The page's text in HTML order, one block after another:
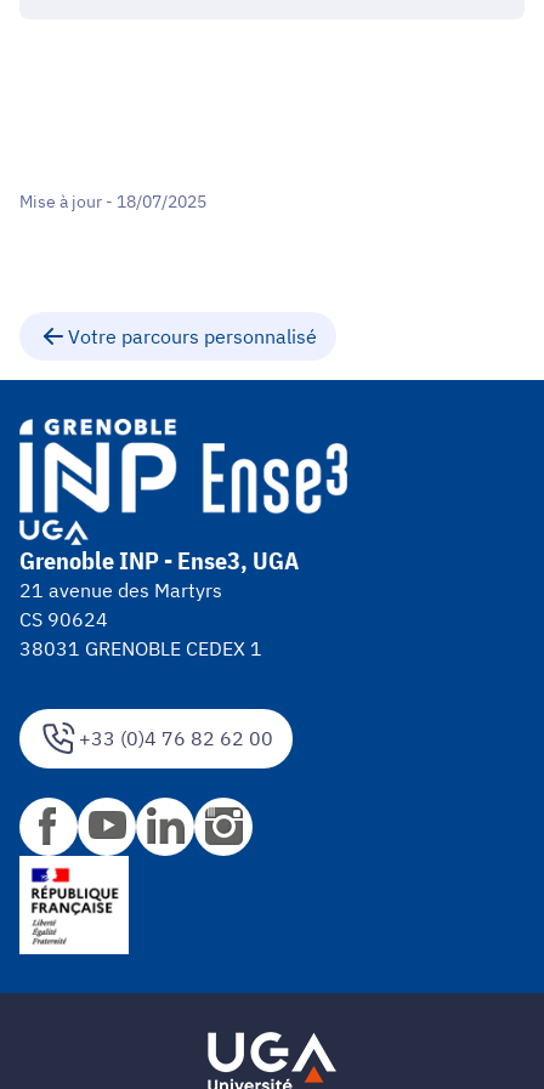
Mise à jour - 18/07/2025
Votre parcours personnalisé
+33 (0)4 76 82 62 00
Grenoble INP - Ense3, UGA
21 avenue des Martyrs
CS 90624
38031 GRENOBLE CEDEX 1